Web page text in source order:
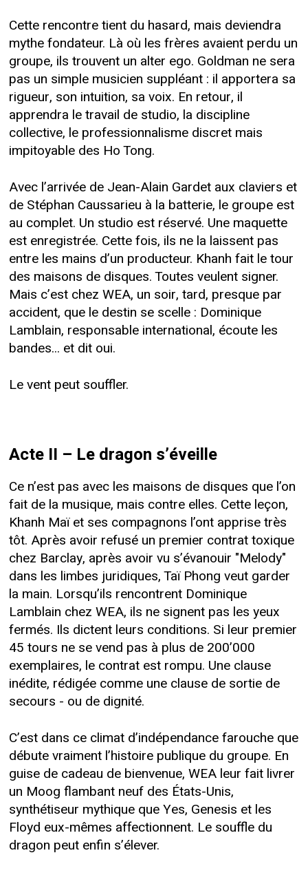
Cette rencontre tient du hasard, mais deviendra
mythe fondateur. Là où les frères avaient perdu un
groupe, ils trouvent un alter ego. Goldman ne sera
pas un simple musicien suppléant : il apportera sa
rigueur, son intuition, sa voix. En retour, il
apprendra le travail de studio, la discipline
collective, le professionnalisme discret mais
impitoyable des Ho Tong.
Avec l’arrivée de Jean-Alain Gardet aux claviers et
de Stéphan Caussarieu à la batterie, le groupe est
au complet. Un studio est réservé. Une maquette
est enregistrée. Cette fois, ils ne la laissent pas
entre les mains d’un producteur. Khanh fait le tour
des maisons de disques. Toutes veulent signer.
Mais c’est chez WEA, un soir, tard, presque par
accident, que le destin se scelle : Dominique
Lamblain, responsable international, écoute les
bandes... et dit oui.
Le vent peut souffler.
Acte II – Le dragon s’éveille
Ce n’est pas avec les maisons de disques que l’on
fait de la musique, mais contre elles. Cette leçon,
Khanh Maï et ses compagnons l’ont apprise très
tôt. Après avoir refusé un premier contrat toxique
chez Barclay, après avoir vu s’évanouir "Melody"
dans les limbes juridiques, Taï Phong veut garder
la main. Lorsqu’ils rencontrent Dominique
Lamblain chez WEA, ils ne signent pas les yeux
fermés. Ils dictent leurs conditions. Si leur premier
45 tours ne se vend pas à plus de 200’000
exemplaires, le contrat est rompu. Une clause
inédite, rédigée comme une clause de sortie de
secours - ou de dignité.
C’est dans ce climat d’indépendance farouche que
débute vraiment l’histoire publique du groupe. En
guise de cadeau de bienvenue, WEA leur fait livrer
un Moog flambant neuf des États-Unis,
synthétiseur mythique que Yes, Genesis et les
Floyd eux-mêmes affectionnent. Le souffle du
dragon peut enfin s’élever.